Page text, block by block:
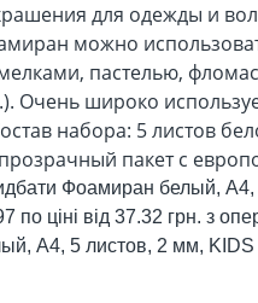
для одежды и
можно
пастелью,
Очень широко
набора: 5 листов
пакет с
Фоамиран белый, А4,
по ціні від 37.32 грн. з
А4, 5 листов, 2 мм, KIDS